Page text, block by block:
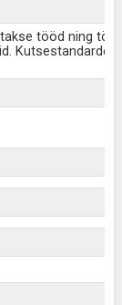
tööd ning